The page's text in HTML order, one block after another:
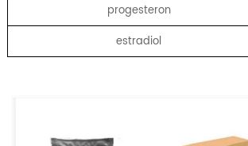
progesteron
estradiol